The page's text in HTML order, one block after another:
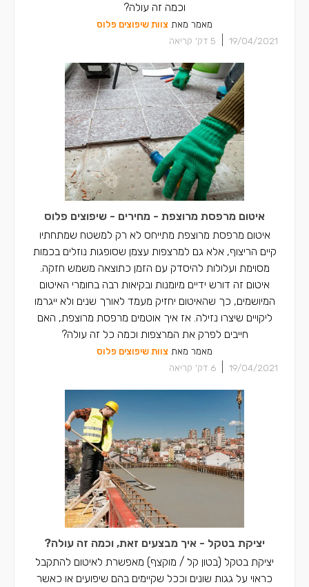
וכמה זה עולה?
מאמר מאת צוות שיפוצים פלוס
19/04/2021
5 דק' קריאה
איטום מרפסת מרוצפת - מחירים - שיפוצים פלוס
איטום מרפסת מרוצפת מתייחס לא רק למשטח שמתחתיו
קיים הריצוף, אלא גם למרצפות עצמן שסופגות נוזלים בכמות
מסוימת ועלולות להיסדק עם הזמן כתוצאה משמש חזקה.
איטום זה דורש ידיים מיומנות ובקיאות רבה בחומרי האיטום
המיושמים, כך שהאיטום יחזיק מעמד לאורך שנים ולא ייגרמו
ליקויים שיצרו נזילה. אז איך אוטמים מרפסת מרוצפת, האם
חייבים לפרק את המרצפות וכמה כל זה עולה?
מאמר מאת צוות שיפוצים פלוס
19/04/2021
6 דק' קריאה
יציקת בטקל - איך מבצעים זאת, וכמה זה עולה?
יציקת בטקל (בטון קל / מוקצף) מאפשרת לאיטום להתקבל
כראוי על גגות שונים וככל שקיימים בהם שיפועים או כאשר